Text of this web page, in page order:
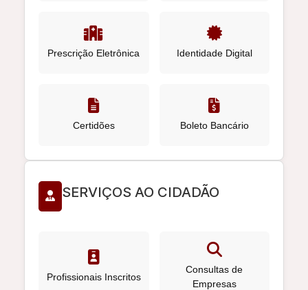
CFO lança REFIS 2026 com regularização de débitos em até 10 vezes no cartão e 100% de
Prescrição Eletrônica Identidade Digital
Certidões Boleto Bancário
SERVIÇOS AO CIDADÃO
Profissionais Inscritos
Consultas de
Empresas